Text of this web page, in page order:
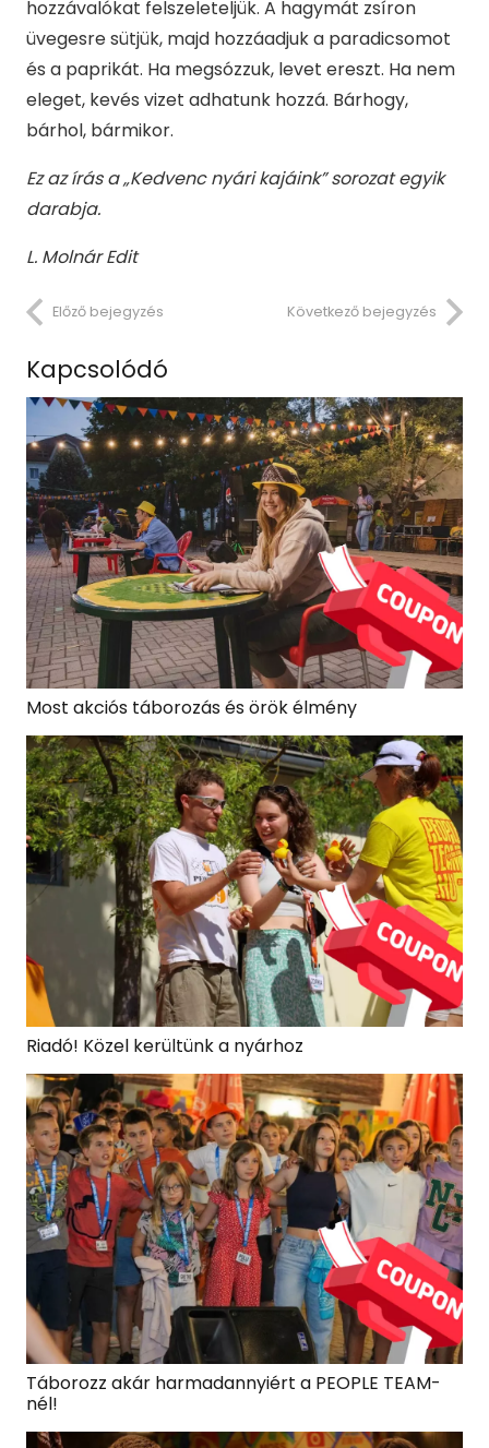
hozzávalókat felszeleteljük. A hagymát zsíron
üvegesre sütjük, majd hozzáadjuk a paradicsomot
és a paprikát. Ha megsózzuk, levet ereszt. Ha nem
eleget, kevés vizet adhatunk hozzá. Bárhogy,
bárhol, bármikor.
Ez az írás a „Kedvenc nyári kajáink” sorozat egyik
darabja.
L. Molnár Edit
Előző bejegyzés Következő bejegyzés
Kapcsolódó
Most akciós táborozás és örök élmény
Riadó! Közel kerültünk a nyárhoz
Táborozz akár harmadannyiért a PEOPLE TEAM-
nél!